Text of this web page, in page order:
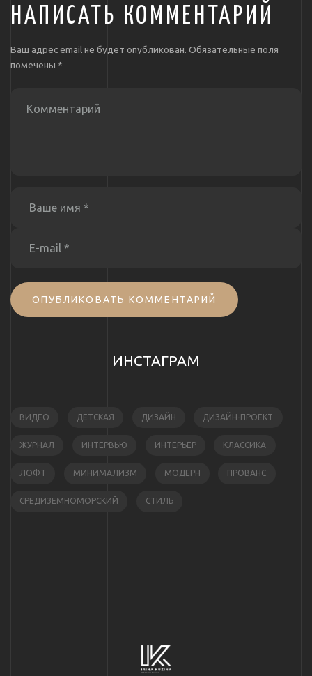
НАПИСАТЬ КОММЕНТАРИЙ
Ваш адрес email не будет опубликован. Обязательные поля
помечены *
ОПУБЛИКОВАТЬ КОММЕНТАРИЙ
ИНСТАГРАМ
ВИДЕО ДЕТСКАЯ ДИЗАЙН ДИЗАЙН-ПРОЕКТ
ЖУРНАЛ ИНТЕРВЬЮ ИНТЕРЬЕР КЛАССИКА
ЛОФТ МИНИМАЛИЗМ МОДЕРН ПРОВАНС
СРЕДИЗЕМНОМОРСКИЙ СТИЛЬ